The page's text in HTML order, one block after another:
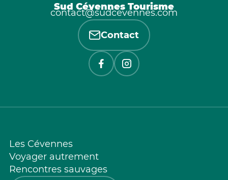
Sud Cévennes Tourisme
contact@sudcevennes.com
Contact
Les Cévennes
Voyager autrement
Rencontres sauvages